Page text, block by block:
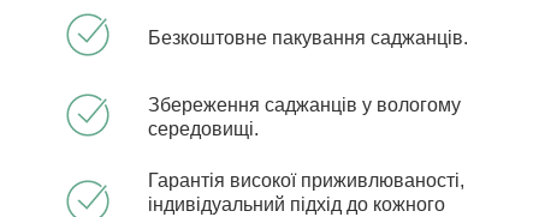
Безкоштовне пакування саджанців.
Збереження саджанців у вологому
середовищі.
Гарантія високої приживлюваності,
індивідуальний підхід до кожного